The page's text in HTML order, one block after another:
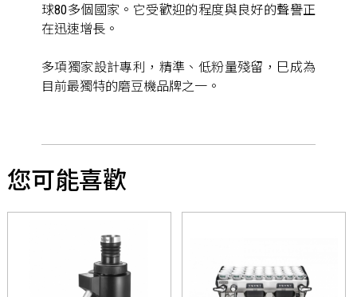
球80多個國家。它受歡迎的程度與良好的聲譽正
在迅速增長。
多項獨家設計專利，精準、低粉量殘留，巳成為
目前最獨特的磨豆機品牌之一。
您可能喜歡